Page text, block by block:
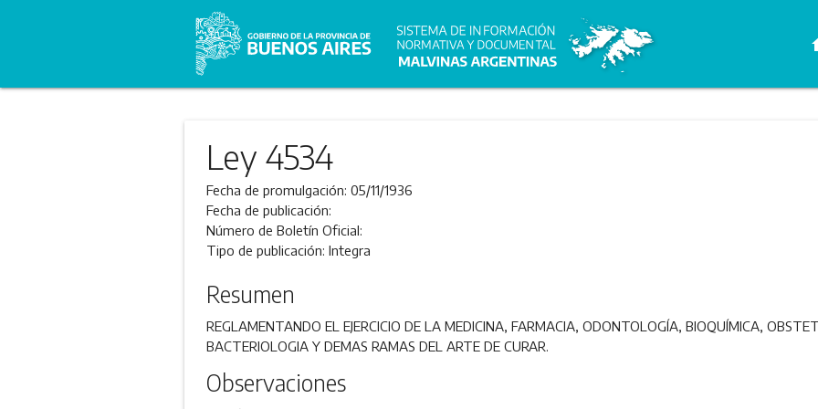
Ley 4534
Fecha de promulgación: 05/11/1936
Fecha de publicación:
Número de Boletín Oficial:
Tipo de publicación: Integra
Resumen
REGLAMENTANDO EL EJERCICIO DE LA MEDICINA, FARMACIA, ODONTOLOGÍA, BIOQUÍMICA,
BACTERIOLOGIA Y DEMAS RAMAS DEL ARTE DE CURAR.
Observaciones